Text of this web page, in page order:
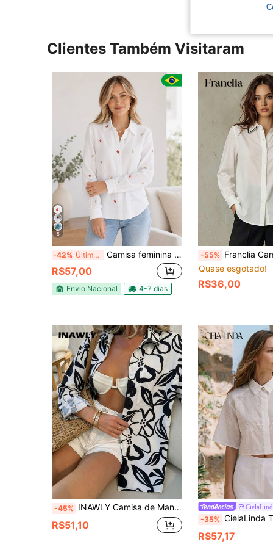
Clientes Também Visitaram
5
-42% Últimos 3 dias Camisa feminina de linho branco de manga comprida com estampa bordada, estilo casual, ideal para usar na primavera e no verão
R$57,00
Envio Nacional 4-7 dias
-55% Franclia Camisa Casual Feminina de Manga Longa Solta, Gola
Quase esgotado!
R$36,00
-45% INAWLY Camisa de Manga Longa Estampa Floral de Ajuste Solto com Ombros Caídos, Estilo Casual de Férias, Primavera/Outono
R$51,10 -35% CielaLinda Top Regata Bordada
R$57,17